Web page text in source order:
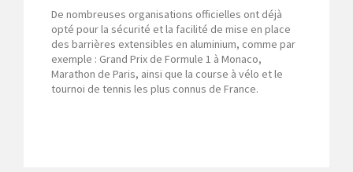
De nombreuses organisations officielles ont déjà
opté pour la sécurité et la facilité de mise en place
des barrières extensibles en aluminium, comme par
exemple : Grand Prix de Formule 1 à Monaco,
Marathon de Paris, ainsi que la course à vélo et le
tournoi de tennis les plus connus de France.